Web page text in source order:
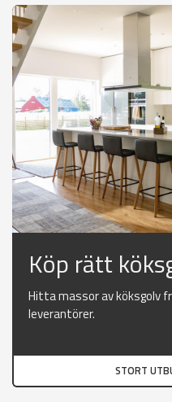
Köp rätt
Hitta massor av köksgolv
leverantörer.
STORT